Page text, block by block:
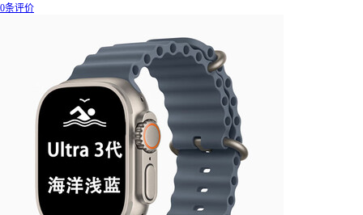
0条评价